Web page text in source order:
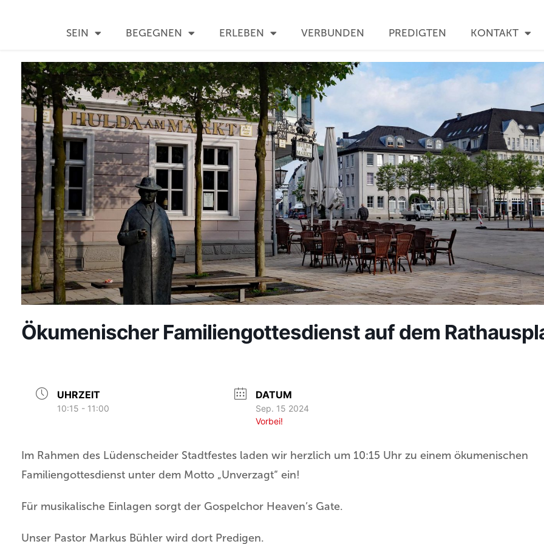
SEIN BEGEGNEN ERLEBEN VERBUNDEN PREDIGTEN KONTAKT
Ökumenischer Familiengottesdienst auf dem
UHRZEIT
10:15 - 11:00
DATUM
Sep. 15 2024
Vorbei!
Im Rahmen des Lüdenscheider Stadtfestes laden wir herzlich um 10:15 Uhr zu einem ökumenischen
Familiengottesdienst unter dem Motto „Unverzagt“ ein!
Für musikalische Einlagen sorgt der Gospelchor Heaven’s Gate.
Unser Pastor Markus Bühler wird dort Predigen.